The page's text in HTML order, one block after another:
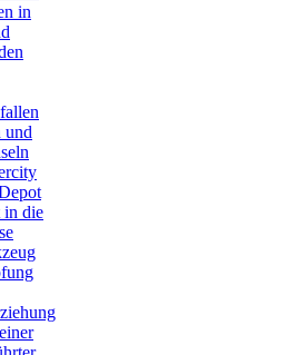
in
und
in die